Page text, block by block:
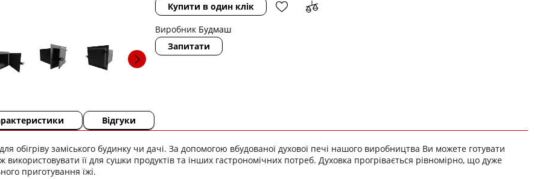
Купити в один клік
Виробник Будмаш
Запитати
Відгуки
обігріву заміського будинку чи дачі. За допомогою вбудованої духової печі нашого виробництва Ви можете готувати
використовувати її для сушки продуктів та інших гастрономічних потреб. Духовка прогрівається рівномірно, що дуже
приготування їжі.